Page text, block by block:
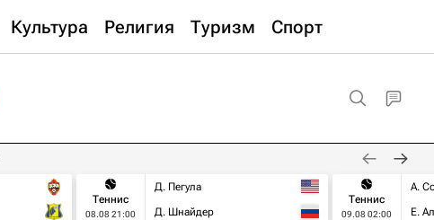
Культура Религия Туризм Спорт
Теннис
08.08 21:00
Д. Пегула
Д. Шнайдер
Теннис
09.08 02:00
А.
Е.